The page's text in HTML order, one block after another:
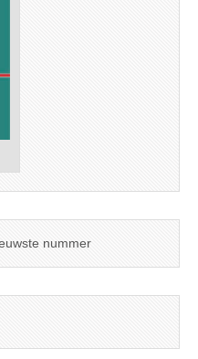
nummer